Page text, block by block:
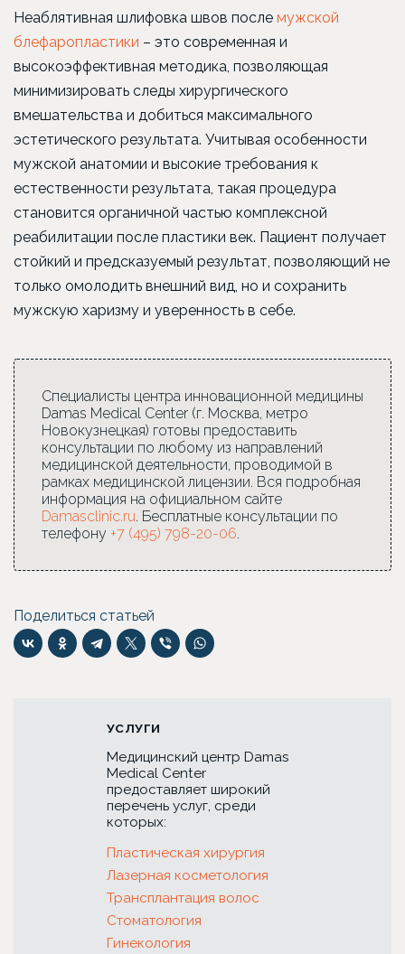
Неаблятивная шлифовка швов после мужской
блефаропластики – это современная и
высокоэффективная методика, позволяющая
минимизировать следы хирургического
вмешательства и добиться максимального
эстетического результата. Учитывая особенности
мужской анатомии и высокие требования к
естественности результата, такая процедура
становится органичной частью комплексной
реабилитации после пластики век. Пациент получает
стойкий и предсказуемый результат, позволяющий не
только омолодить внешний вид, но и сохранить
мужскую харизму и уверенность в себе.
Специалисты центра инновационной медицины
Damas Medical Center (г. Москва, метро
Новокузнецкая) готовы предоставить
консультации по любому из направлений
медицинской деятельности, проводимой в
рамках медицинской лицензии. Вся подробная
информация на официальном сайте
Damasclinic.ru. Бесплатные консультации по
телефону +7 (495) 798-20-06.
Поделиться статьей
УСЛУГИ
Медицинский центр Damas
Medical Center
предоставляет широкий
перечень услуг, среди
которых:
Пластическая хирургия
Лазерная косметология
Трансплантация волос
Стоматология
Гинекология